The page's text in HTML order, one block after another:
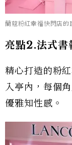
蘭蔻粉紅幸福快閃店的
亮點2.法式書
精心打造的粉
入亭內，每個
優雅知性感。